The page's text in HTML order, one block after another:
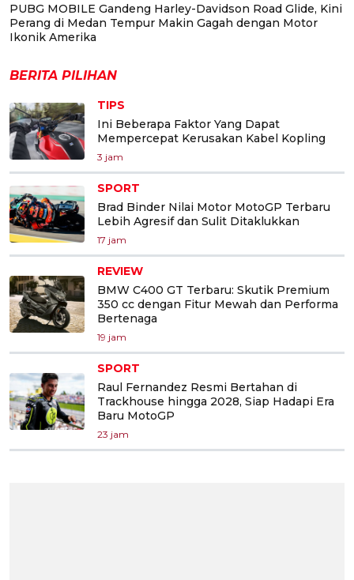
PUBG MOBILE Gandeng Harley-Davidson Road Glide, Kini
Perang di Medan Tempur Makin Gagah dengan Motor
Ikonik Amerika
BERITA PILIHAN
TIPS
Ini Beberapa Faktor Yang Dapat
Mempercepat Kerusakan Kabel Kopling
3 jam
SPORT
Brad Binder Nilai Motor MotoGP Terbaru
Lebih Agresif dan Sulit Ditaklukkan
17 jam
REVIEW
BMW C400 GT Terbaru: Skutik Premium
350 cc dengan Fitur Mewah dan Performa
Bertenaga
19 jam
SPORT
Raul Fernandez Resmi Bertahan di
Trackhouse hingga 2028, Siap Hadapi Era
Baru MotoGP
23 jam